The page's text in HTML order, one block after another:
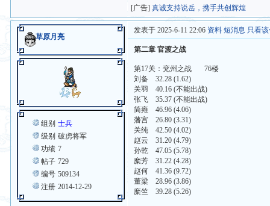
[广告]真诚支持说岳，携手共创辉煌
草原月亮
组别 士兵
级别 破虏将军
功绩 7
帖子 729
编号 509134
注册 2014-12-29
发表于 2025-6-11 22:06 资料 短消息 只看
第二章 官渡之战
第17关：兖州之战 76楼
刘备 32.28 (1.62)
关羽 40.16 (不能出战)
张飞 35.37 (不能出战)
简雍 46.96 (4.06)
藩宫 26.80 (3.31)
关纯 42.50 (4.02)
赵云 31.20 (4.79)
孙乾 47.05 (5.78)
糜芳 31.22 (4.28)
赵何 41.36 (9.72)
董梁 28.96 (3.86)
糜竺 39.28 (5.26)